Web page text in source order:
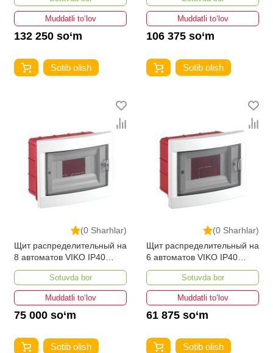
Muddatli to‘lov
132 250 so‘m
Sotib olish
Muddatli to‘lov
106 375 so‘m
Sotib olish
(0 Sharhlar)
Щит распределительный на
8 автоматов VIKO IP40
внутренний
Sotuvda bor
Muddatli to‘lov
75 000 so‘m
Sotib olish
(0 Sharhlar)
Щит распределительный на
6 автоматов VIKO IP40
внутренний
Sotuvda bor
Muddatli to‘lov
61 875 so‘m
Sotib olish